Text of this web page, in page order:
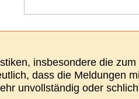
insbesondere die
dass die Meldungen
unvollständig oder